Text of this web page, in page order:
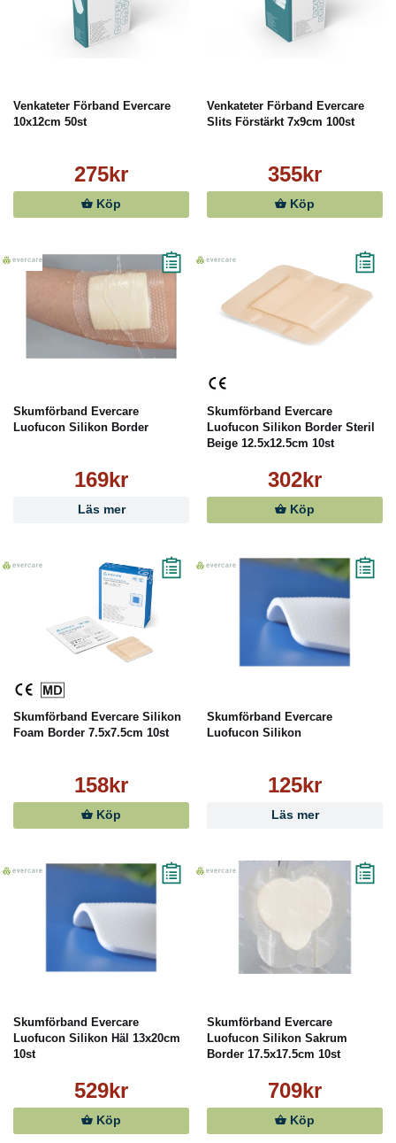
Venkateter Förband Evercare
10x12cm 50st
275kr
Köp
Venkateter Förband Evercare
Slits Förstärkt 7x9cm 100st
355kr
Köp
Skumförband Evercare
Luofucon Silikon Border
169kr
Läs mer
Skumförband Evercare
Luofucon Silikon Border Steril
Beige 12.5x12.5cm 10st
302kr
Köp
Skumförband Evercare Silikon
Foam Border 7.5x7.5cm 10st
158kr
Köp
Skumförband Evercare
Luofucon Silikon
125kr
Läs mer
Skumförband Evercare
Luofucon Silikon Häl 13x20cm
10st
529kr
Köp
Skumförband Evercare
Luofucon Silikon Sakrum
Border 17.5x17.5cm 10st
709kr
Köp